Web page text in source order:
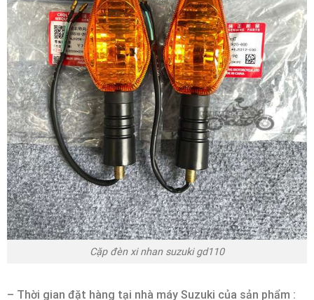
Cặp đèn xi nhan suzuki gd110
– Thời gian đặt hàng tại nhà máy Suzuki của sản phẩm :